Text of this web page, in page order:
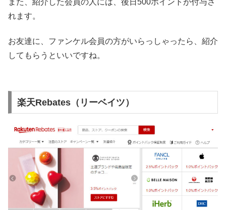
れます。
お友達に、ファンケル会員の方がいらっしゃったら、紹介
してもらうといいですね。
楽天Rebates（リーベイツ）